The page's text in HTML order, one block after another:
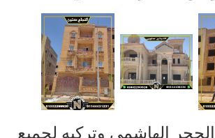
الحجر الهاشمي وتركيه لجميع